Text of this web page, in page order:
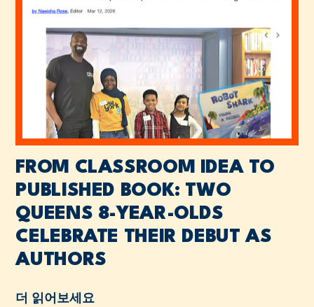
FROM CLASSROOM IDEA TO
PUBLISHED BOOK: TWO
QUEENS 8-YEAR-OLDS
CELEBRATE THEIR DEBUT AS
AUTHORS
더 읽어보세요